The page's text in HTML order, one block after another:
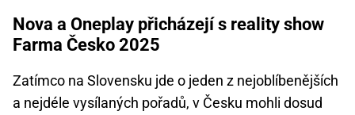
Nova a Oneplay přicházejí s reality show
Farma Česko 2025
Zatímco na Slovensku jde o jeden z nejoblíbenějších
a nejdéle vysílaných pořadů, v Česku mohli dosud